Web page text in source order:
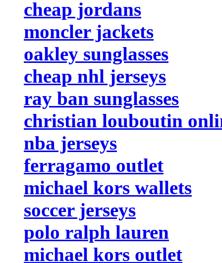
cheap jordans
moncler jackets
oakley sunglasses
cheap nhl jerseys
ray ban sunglasses
christian louboutin
nba jerseys
ferragamo outlet
michael kors wallets
soccer jerseys
polo ralph lauren
michael kors outlet